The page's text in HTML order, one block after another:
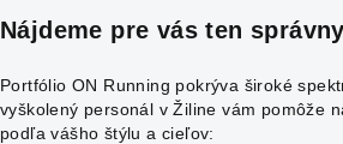
Nájdeme pre vás ten
Portfólio ON Running pokrýva široké
vyškolený personál v Žiline vám pomôže
podľa vášho štýlu a cieľov: